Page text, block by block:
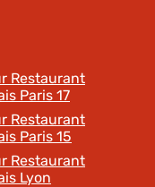
Restaurant
Paris 17
Restaurant
Paris 15
Restaurant
Lyon